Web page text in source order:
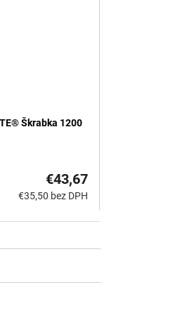
Škrabka 1200
€35,50 bez DPH
€43,67